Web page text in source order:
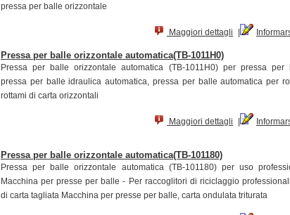
pressa per balle orizzontale
Maggiori dettagli |
Pressa per balle orizzontale automatica(TB-1011H0)
Pressa per balle orizzontale automatica (TB-1011H0) per pressa per
pressa per balle idraulica automatica, pressa per balle automatica per
rottami di carta orizzontali
Maggiori dettagli |
Pressa per balle orizzontale automatica(TB-101180)
Pressa per balle orizzontale automatica (TB-101180) per uso
Macchina per presse per balle - Per raccoglitori di riciclaggio
di carta tagliata Macchina per presse per balle, carta ondulata triturata